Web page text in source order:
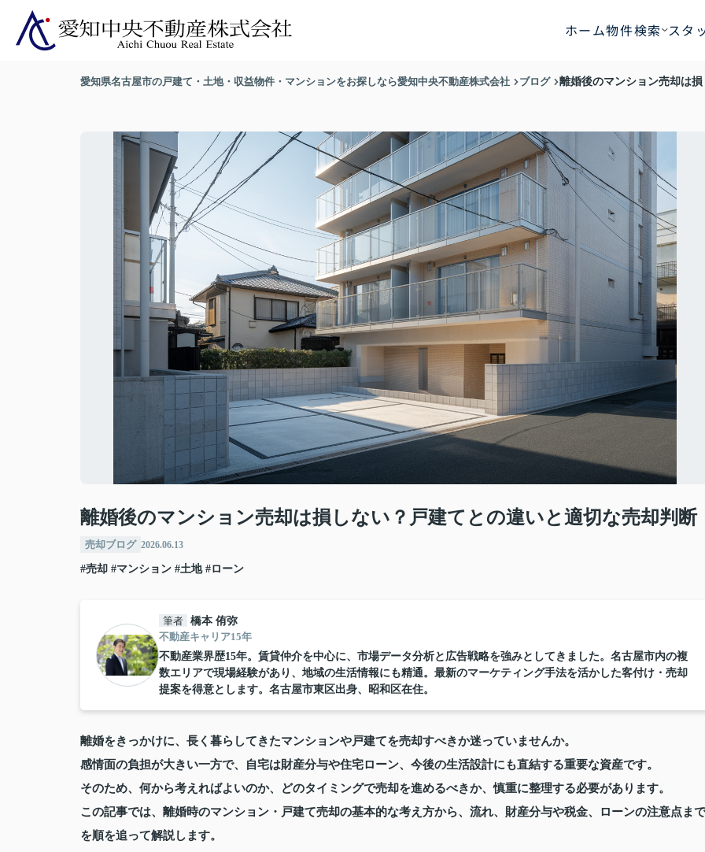
ホーム物件検索 スタ
愛知県名古屋市の戸建て・土地・収益物件・マンションをお探しなら愛知中央不動産株式会社 ブログ 離婚後のマンション売却は
離婚後のマンション売却は損しない？戸建てとの違いと適切な売却判断
売却ブログ 2026.06.13
#売却 #マンション #土地 #ローン
筆者 橋本 侑弥
不動産キャリア15年
不動産業界歴15年。賃貸仲介を中心に、市場データ分析と広告戦略を強みとしてきました。名古屋市内の複
数エリアで現場経験があり、地域の生活情報にも精通。最新のマーケティング手法を活かした客付け・売却
提案を得意とします。名古屋市東区出身、昭和区在住。
離婚をきっかけに、長く暮らしてきたマンションや戸建てを売却すべきか迷っていませんか。
感情面の負担が大きい一方で、自宅は財産分与や住宅ローン、今後の生活設計にも直結する重要な資産です。
そのため、何から考えればよいのか、どのタイミングで売却を進めるべきか、慎重に整理する必要があります。
この記事では、離婚時のマンション・戸建て売却の基本的な考え方から、流れ、財産分与や税金、ローンの注意点まで
を順を追って解説します。